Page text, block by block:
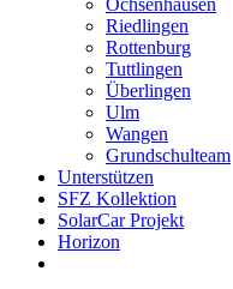
Ochsenhausen
Riedlingen
Rottenburg
Tuttlingen
Überlingen
Ulm
Wangen
Grundschulteam
Unterstützen
SFZ Kollektion
SolarCar Projekt
Horizon